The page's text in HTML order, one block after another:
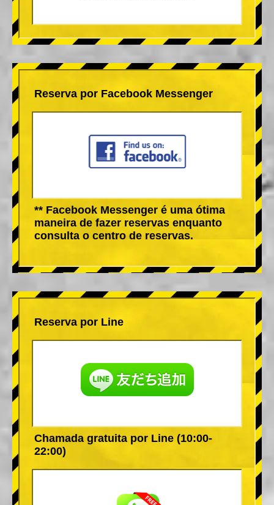
Reserva por Facebook Messenger
** Facebook Messenger é uma ótima
maneira de fazer reservas enquanto
consulta o centro de reservas.
Reserva por Line
Chamada gratuita por Line (10:00-
22:00)